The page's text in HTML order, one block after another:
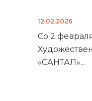
12.02.2026
Со 2
«САНТАЛ»...